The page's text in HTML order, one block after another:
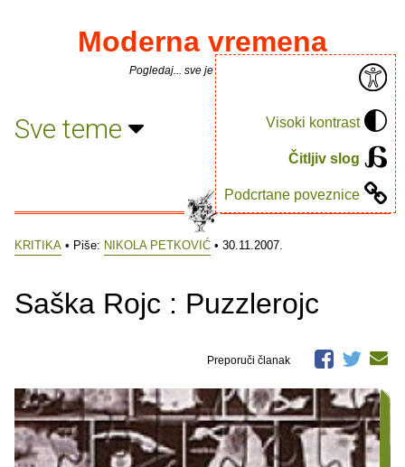
Visoki kontrast
Čitljiv slog
Podcrtane poveznice
Moderna vremena
Pogledaj... sve je puno knjiga.
Sve teme
KRITIKA • Piše: NIKOLA PETKOVIĆ • 30.11.2007.
Saška Rojc : Puzzlerojc
Preporuči članak